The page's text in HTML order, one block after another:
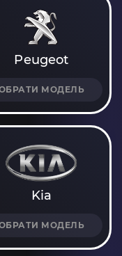
Peugeot
МОДЕЛЬ
Kia
МОДЕЛЬ